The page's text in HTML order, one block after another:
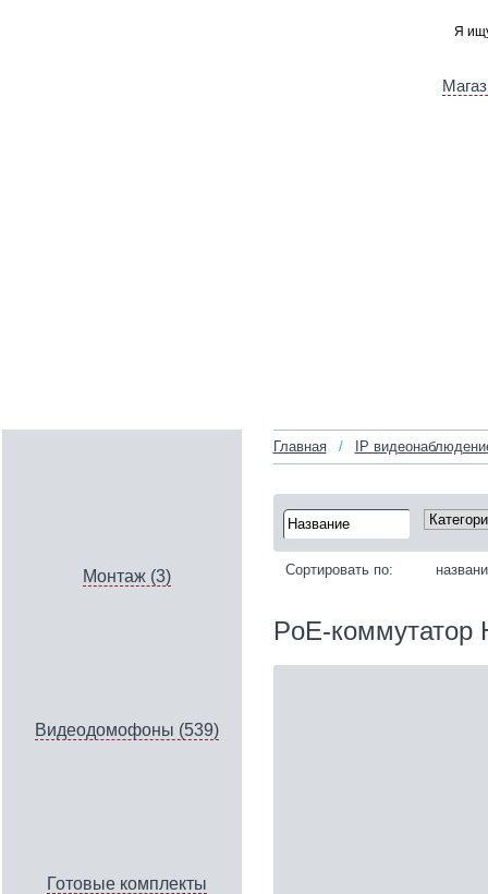
Монтаж (3)
Видеодомофоны (539)
Готовые комплекты
Главная / IP
Сортировать по:
PoE-коммутатор